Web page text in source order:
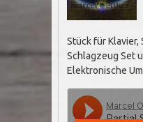
Stück für
Schlagzeug Set
Elektronische